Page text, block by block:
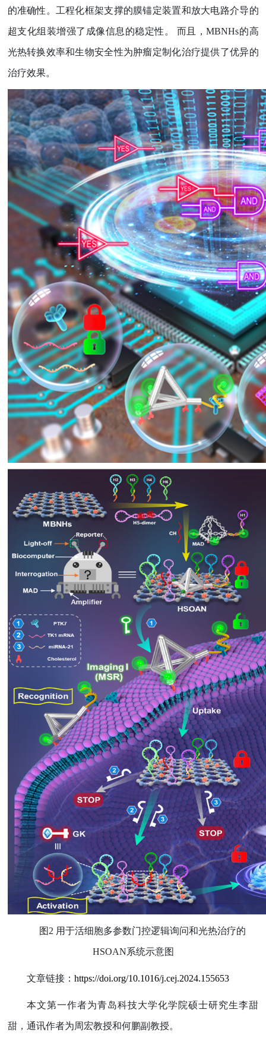
的准确性。工程化框架支撑的膜锚定装置和放大电路介导的
超支化组装增强了成像信息的稳定性。 而且，MBNHs的高
光热转换效率和生物安全性为肿瘤定制化治疗提供了优异的
治疗效果。
图 2 用于活细胞多参数门控逻辑询问和光热治疗的
HSOAN系统示意图
文章链接： https://doi.org/10.1016/j.cej.2024.155653
本文第一作者为青岛科技大学化学院硕士研究生李甜
甜，通讯作者为周宏教授和何鹏副教授。